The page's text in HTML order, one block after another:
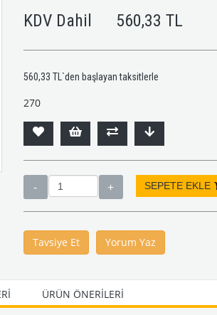
KDV Dahil 560,33 TL
560,33 TL `den başlayan taksitlerle
270
Tavsiye Et Yorum Yaz
ÜRÜN ÖNERILERI